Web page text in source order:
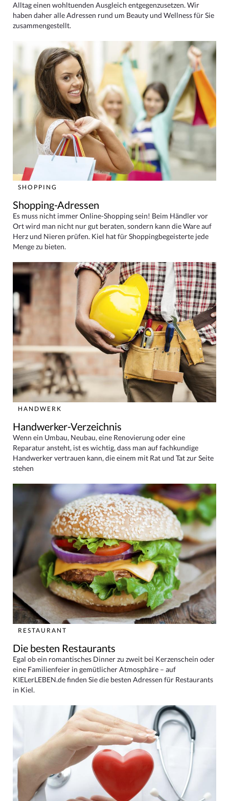
Alltag einen wohltuenden Ausgleich entgegenzusetzen. Wir
haben daher alle Adressen rund um Beauty und Wellness für Sie
zusammengestellt.
SHOPPING
Shopping-Adressen
Es muss nicht immer Online-Shopping sein! Beim Händler vor
Ort wird man nicht nur gut beraten, sondern kann die Ware auf
Herz und Nieren prüfen. Kiel hat für Shoppingbegeisterte jede
Menge zu bieten.
HANDWERK
Handwerker-Verzeichnis
Wenn ein Umbau, Neubau, eine Renovierung oder eine
Reparatur ansteht, ist es wichtig, dass man auf fachkundige
Handwerker vertrauen kann, die einem mit Rat und Tat zur Seite
stehen
RESTAURANT
Die besten Restaurants
Egal ob ein romantisches Dinner zu zweit bei Kerzenschein oder
eine Familienfeier in gemütlicher Atmosphäre – auf
KIELerLEBEN.de finden Sie die besten Adressen für Restaurants
in Kiel.